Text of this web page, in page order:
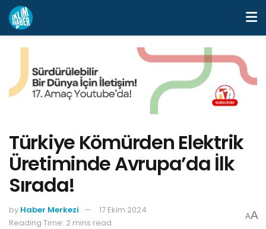
Türkiye Kömürden Elektrik
Üretiminde Avrupa’da İlk
Sırada!
by Haber Merkezi
17 Ekim 2024
Reading Time: 2 mins read
AA